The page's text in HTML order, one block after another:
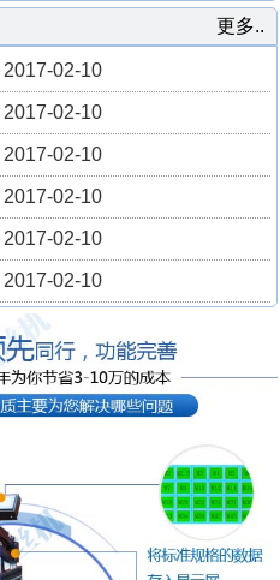
更多..
2017-02-10
2017-02-10
2017-02-10
2017-02-10
2017-02-10
2017-02-10